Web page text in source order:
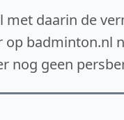
daarin de
op badminton.nl
nog geen